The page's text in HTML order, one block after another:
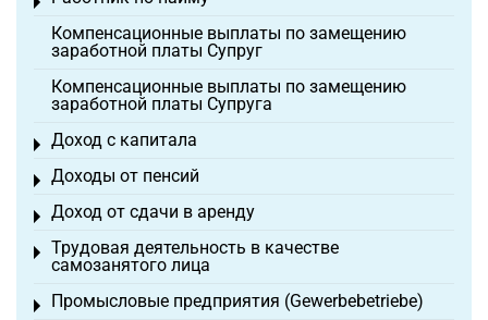
Компенсационные выплаты по замещению
заработной платы Супруг
Компенсационные выплаты по замещению
заработной платы Супруга
Доход с капитала
Toggle menu
Доходы от пенсий
Toggle menu
Доход от сдачи в аренду
Toggle menu
Трудовая деятельность в качестве
самозанятого лица
Toggle menu
Промысловые предприятия (Gewerbebetriebe)
Toggle menu